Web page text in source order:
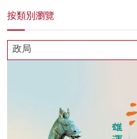
按類別瀏覽
政局